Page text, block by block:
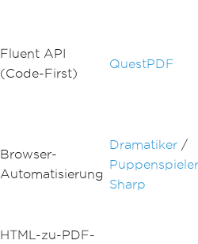
Fluent API
(Code-First)
QuestPDF
Browser-
Automatisierung
Dramatiker /
Puppenspieler
Sharp
HTML-zu-PDF-